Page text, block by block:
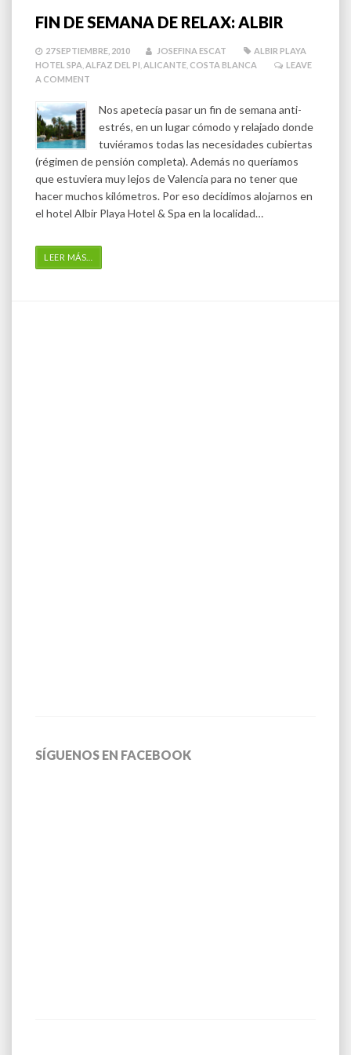
FIN DE SEMANA DE RELAX: ALBIR
27 SEPTIEMBRE, 2010 JOSEFINA ESCAT
ALBIR PLAYA
HOTEL SPA ALFAZ DEL PI ALICANTE COSTA BLANCA
LEAVE
A COMMENT
Nos apetecía pasar un fin de semana anti-
estrés, en un lugar cómodo y relajado donde
tuviéramos todas las necesidades cubiertas
(régimen de pensión completa). Además no queríamos
que estuviera muy lejos de Valencia para no tener que
hacer muchos kilómetros. Por eso decidimos alojarnos en
el hotel Albir Playa Hotel & Spa en la localidad…
LEER MÁS
SÍGUENOS EN FACEBOOK